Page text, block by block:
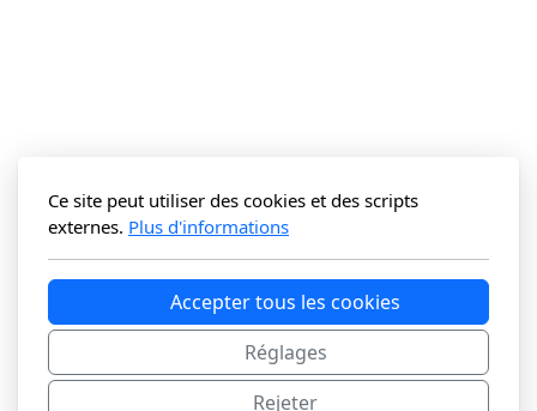
Ce site peut utiliser des cookies et des scripts
externes. Plus d'informations
Accepter tous les cookies
Réglages
Rejeter